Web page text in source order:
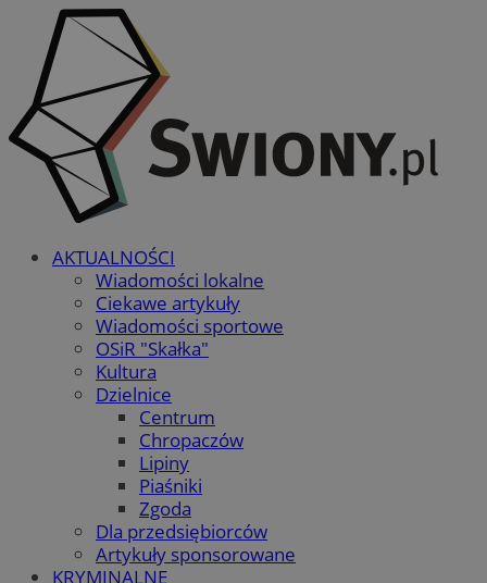
AKTUALNOŚCI
Wiadomości lokalne
Ciekawe artykuły
Wiadomości sportowe
OSiR "Skałka"
Kultura
Dzielnice
Centrum
Chropaczów
Lipiny
Piaśniki
Zgoda
Dla przedsiębiorców
Artykuły sponsorowane
KRYMINALNE